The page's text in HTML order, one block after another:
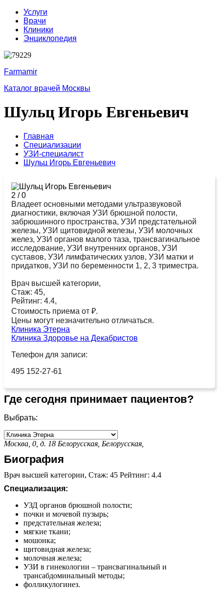
Услуги
Врачи
Клиники
Энциклопедия
Farmamir
Каталог врачей Москвы
Шульц Игорь Евгеньевич
Главная
Специализации
УЗИ-специалист
Шульц Игорь Евгеньевич
2 /0
Владеет основными методами ультразвуковой
диагностики, включая УЗИ брюшной полости,
забрюшинного пространства, УЗИ предстательной
железы, УЗИ щитовидной железы, УЗИ молочных
желез, УЗИ органов малого таза, трансвагинальное
исследование, УЗИ внутренних органов, УЗИ
суставов, УЗИ лимфатических узлов, УЗИ матки и
придатков, УЗИ по беременности 1, 2, 3 триместра.
Врач высшей категории,
Стаж: 45,
Рейтинг: 4.4,
Стоимость приема от ₽.
Цены могут незначительно отличаться.
Клиника Этерна
Клиника Здоровье на Декабристов
Телефон для записи:
495 152-27-61
Где сегодня принимает пациентов?
Выбрать:
Москва, 0, д. 18 Белорусская, Белорусская,
Биография
Врач высшей категории, Стаж: 45 Рейтинг: 4.4
Специализация:
УЗД органов брюшной полости;
почки и мочевой пузырь;
предстательная железа;
мягкие ткани;
мошонка;
щитовидная железа;
молочная железа;
УЗИ в гинекологии – трансвагинальный и
трансабдоминальный методы;
фолликулогинез.